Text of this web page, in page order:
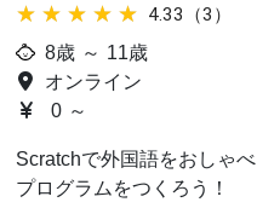
★★★★★
★★★★★ 4.33（3）
8歳 ～ 11歳
オンライン
0 ～
Scratchで外国語をおしゃ
プログラムをつくろう！